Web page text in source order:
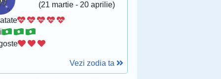
(21 martie - 20 aprilie)
Vezi zodia ta